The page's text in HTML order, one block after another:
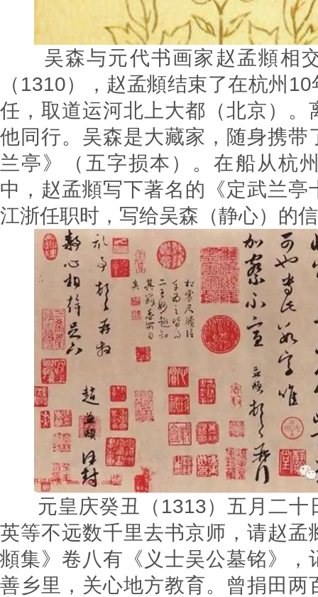
吴森与元代书画家赵孟頫相交
（1310），赵孟頫结束了在杭州
任，取道运河北上大都（北京）。
他同行。吴森是大藏家，随身携带
兰亭》（五字损本）。在船从杭
中，赵孟頫写下著名的《定武兰亭
江浙任职时，写给吴森（静心）的
元皇庆癸丑（1313）五月二十
英等不远数千里去书京师，请赵孟
頫集》卷八有《义士吴公墓铭》，
善乡里，关心地方教育。曾捐田两